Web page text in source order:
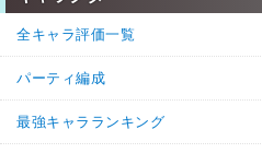
全キャラ評価一覧
パーティ編成
最強キャラランキング